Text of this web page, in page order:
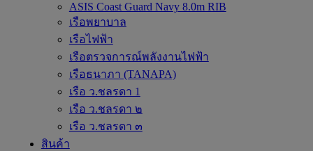
ASIS Coast Guard Navy 8.0m RIB
เรือพยาบาล
เรือไฟฟ้า
เรือตรวจการณ์พลังงานไฟฟ้า
เรือธนาภา (TANAPA)
เรือ ว.ชลรดา 1
เรือ ว.ชลรดา ๒
เรือ ว.ชลรดา ๓
สินค้า